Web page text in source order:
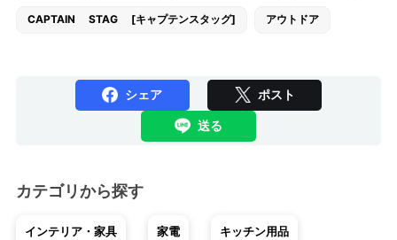
CAPTAIN STAG [キャプテンスタッグ] アウトドア
シェア ポスト
送る
カテゴリから探す
インテリア・家具 家電 キッチン用品